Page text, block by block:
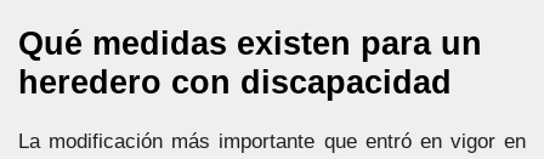
Qué medidas existen para un
heredero con discapacidad
La modificación más importante que entró en vigor en